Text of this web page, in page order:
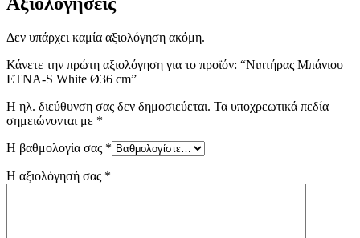
Δεν υπάρχει καμία αξιολόγηση ακόμη.
Κάνετε την πρώτη αξιολόγηση για το προϊόν: “Νιπτήρας Μπάνιου
ETNA-S White Ø36 cm”
Η ηλ. διεύθυνση σας δεν δημοσιεύεται. Τα υποχρεωτικά πεδία
σημειώνονται με *
Η βαθμολογία σας *
Η αξιολόγησή σας *